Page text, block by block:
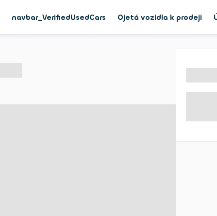
navbar_VerifiedUsedCars Ojetá vozidla k prodeji